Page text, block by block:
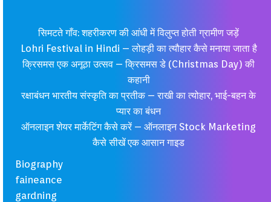
सिमटते गाँव: शहरीकरण की आंधी में विलुप्त होती ग्रामीण जड़ें
Lohri Festival in Hindi – लोहड़ी का त्यौहार कैसे मनाया जाता है
क्रिसमस एक अनूठा उत्सव – क्रिसमस डे (Christmas Day) की
कहानी
रक्षाबंधन भारतीय संस्कृति का प्रतीक – राखी का त्योहार, भाई-बहन के
प्यार का बंधन
ऑनलाइन शेयर मार्केटिंग कैसे करें – ऑनलाइन Stock Marketing
कैसे सीखें एक आसान गाइड
Biography
faineance
gardning